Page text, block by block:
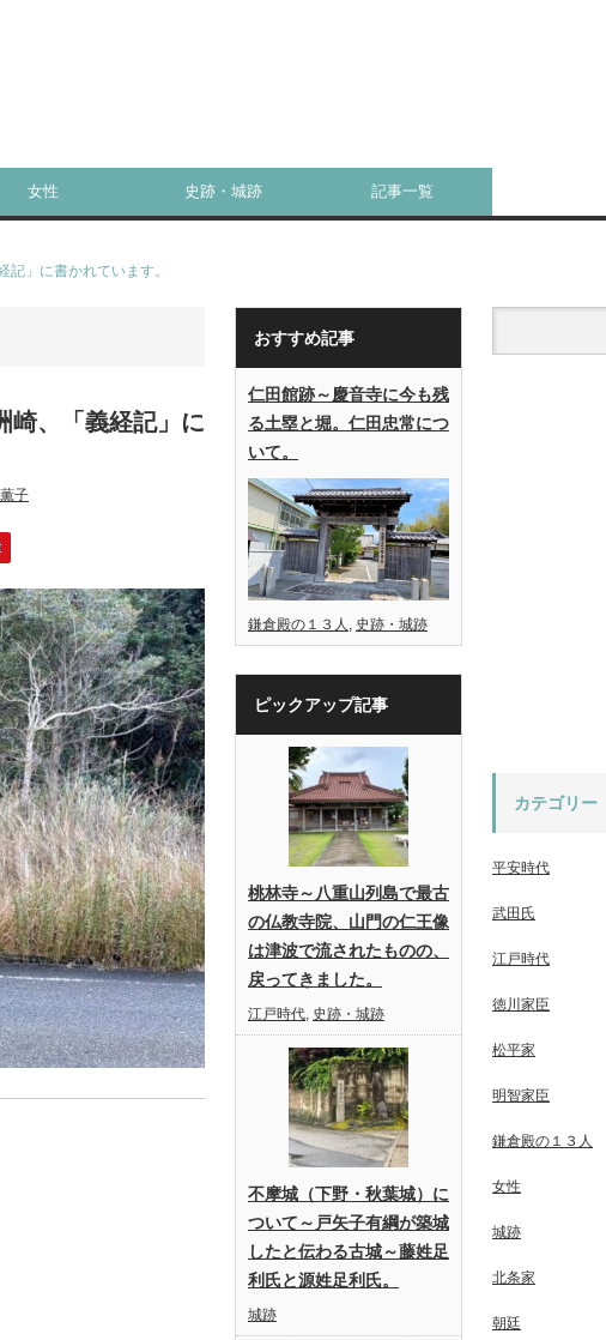
女性 史跡・城跡 記事一覧
」に書かれています。
崎、「義経記」に
子
おすすめ記事
仁田館跡～慶音寺に今も残
る土塁と堀。仁田忠常につ
いて。
鎌倉殿の１３人 , 史跡・城跡
ピックアップ記事
桃林寺～八重山列島で最古
の仏教寺院、山門の仁王像
は津波で流されたものの、
戻ってきました。
江戸時代, 史跡・城跡
不摩城（下野・秋葉城）に
ついて～戸矢子有綱が築城
したと伝わる古城～藤姓足
利氏と源姓足利氏。
城跡
カテゴリー
平安時代
武田氏
江戸時代
徳川家臣
松平家
明智家臣
鎌倉殿の１３人
女性
城跡
北条家
朝廷